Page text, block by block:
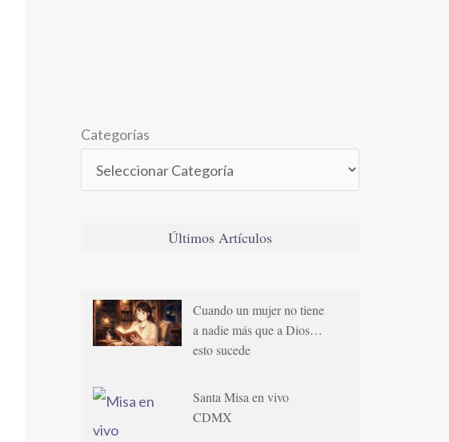
Categorías
Últimos Artículos
Cuando un mujer no tiene
a nadie más que a Dios…
esto sucede
Santa Misa en vivo
CDMX